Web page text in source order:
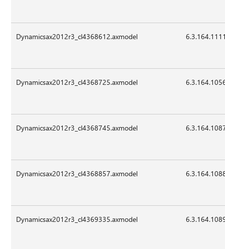
Dynamicsax2012r3_cl4368612.axmodel
Dynamicsax2012r3_cl4368725.axmodel
Dynamicsax2012r3_cl4368745.axmodel
Dynamicsax2012r3_cl4368857.axmodel
Dynamicsax2012r3_cl4369335.axmodel